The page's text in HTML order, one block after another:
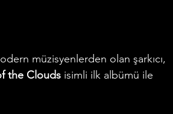
müzisyenlerden olan şarkıcı,
the Clouds isimli ilk albümü ile